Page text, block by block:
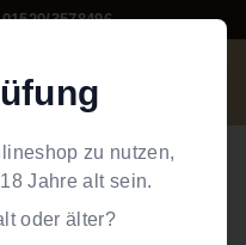
zu nutzen,
Jahre alt sein.
oder älter?
3578496
Suche
rose, Streifen,